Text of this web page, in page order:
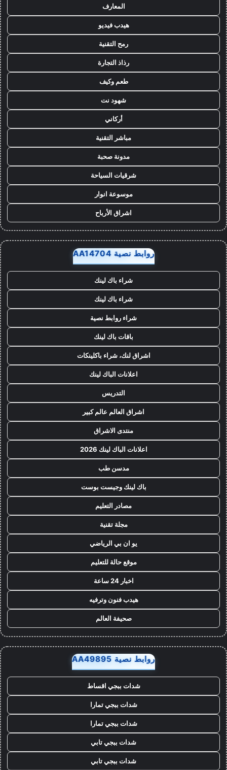
المعارف
هيدب فيديو
رمح التقنية
رذاذ التجارة
طعم وكيف
شهود نت
أركاني
مباشر التقنية
مدونة صحبة
شرقيات السياحة
موسوعة انوار
اشراق الأرباح
روابط نصية AA14704
شراء باك لينك
شراء باك لينك
شراء روابط نصية
باقات باك لينك
اشراق لنك، شراء باكلينكات
اعلانات الباك لينك
التدريس
اشراق العالم عالم كبير
منتدى الاشراق
اعلانات الباك لينك 2026
مدسن طب
باك لينك وجيست بوست
مصادر التعليم
مجلة تقنية
يو ان بي الرياضي
موقع حالة للتعليم
اخبار 24 ساعة
هيدب فنون وترفيه
صحيفة العالم
روابط نصية AA49895
شدات ببجي اقساط
شدات ببجي تمارا
شدات ببجي تمارا
شدات ببجي تابي
شدات ببجي تابي